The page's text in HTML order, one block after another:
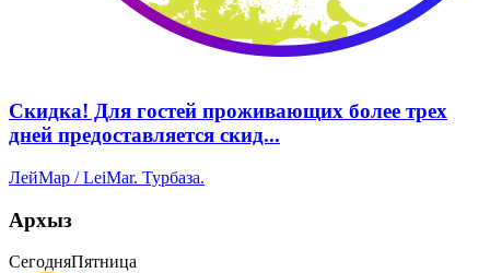
Скидка! Для гостей проживающих более трех
дней предоставляется скид...
ЛейМар / LeiMar. Турбаза.
Архыз
СегодняПятница